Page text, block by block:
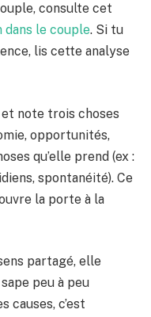
consulte cet
dans le couple. Si tu
lis cette analyse
note trois choses
opportunités,
qu’elle prend (ex :
spontanéité). Ce
la porte à la
partagé, elle
peu à peu
causes, c’est